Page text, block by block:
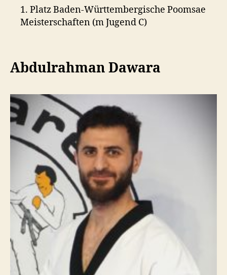
1. Platz Baden-Württembergische Poomsae
Meisterschaften (m Jugend C)
Abdulrahman Dawara